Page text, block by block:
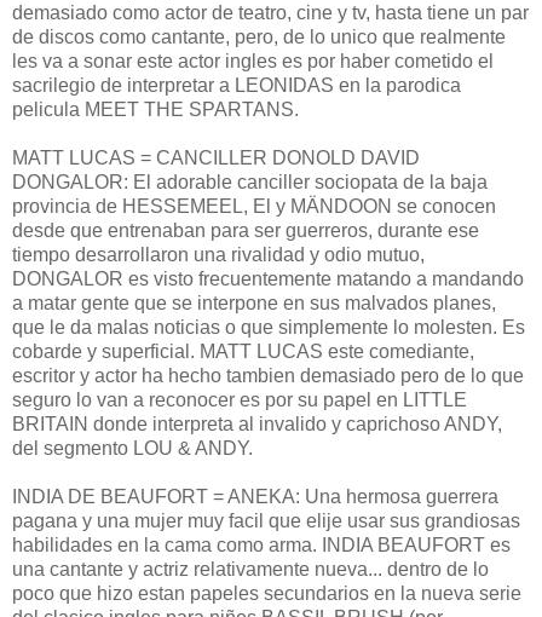
demasiado como actor de teatro, cine y tv, hasta tiene un par
de discos como cantante, pero, de lo unico que realmente
les va a sonar este actor ingles es por haber cometido el
sacrilegio de interpretar a LEONIDAS en la parodica
pelicula MEET THE SPARTANS.
MATT LUCAS = CANCILLER DONOLD DAVID
DONGALOR: El adorable canciller sociopata de la baja
provincia de HESSEMEEL, El y MÄNDOON se conocen
desde que entrenaban para ser guerreros, durante ese
tiempo desarrollaron una rivalidad y odio mutuo,
DONGALOR es visto frecuentemente matando a mandando
a matar gente que se interpone en sus malvados planes,
que le da malas noticias o que simplemente lo molesten. Es
cobarde y superficial. MATT LUCAS este comediante,
escritor y actor ha hecho tambien demasiado pero de lo que
seguro lo van a reconocer es por su papel en LITTLE
BRITAIN donde interpreta al invalido y caprichoso ANDY,
del segmento LOU & ANDY.
INDIA DE BEAUFORT = ANEKA: Una hermosa guerrera
pagana y una mujer muy facil que elije usar sus grandiosas
habilidades en la cama como arma. INDIA BEAUFORT es
una cantante y actriz relativamente nueva... dentro de lo
poco que hizo estan papeles secundarios en la nueva serie